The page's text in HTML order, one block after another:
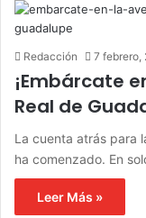
Redacción 7 febrero,
¡Embárcate
Real de
La cuenta atrás para
ha comenzado. En
Leer Más »